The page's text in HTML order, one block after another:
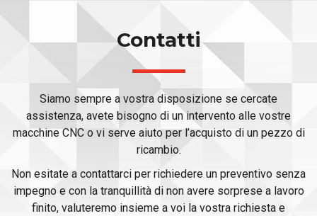
Contatti
Siamo sempre a vostra disposizione se cercate
assistenza, avete bisogno di un intervento alle vostre
macchine CNC o vi serve aiuto per l’acquisto di un pezzo di
ricambio.
Non esitate a contattarci per richiedere un preventivo senza
impegno e con la tranquillità di non avere sorprese a lavoro
finito, valuteremo insieme a voi la vostra richiesta e